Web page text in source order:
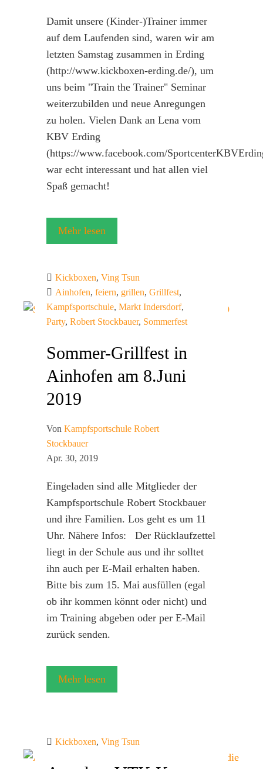
Damit unsere (Kinder-)Trainer immer
auf dem Laufenden sind, waren wir am
letzten Samstag zusammen in Erding
(http://www.kickboxen-erding.de/), um
uns beim "Train the Trainer" Seminar
weiterzubilden und neue Anregungen
zu holen. Vielen Dank an Lena vom
KBV Erding
(https://www.facebook.com/
war echt interessant und hat allen viel
Spaß gemacht!
Mehr lesen
Kickboxen, Ving Tsun
Ainhofen, feiern, grillen, Grillfest,
Kampfsportschule, Markt Indersdorf,
Party, Robert Stockbauer, Sommerfest
Sommer-Grillfest in
Ainhofen am 8.Juni
2019
Von Kampfsportschule Robert
Stockbauer
Apr. 30, 2019
Eingeladen sind alle Mitglieder der
Kampfsportschule Robert Stockbauer
und ihre Familien. Los geht es um 11
Uhr. Nähere Infos: Der Rücklaufzettel
liegt in der Schule aus und ihr solltet
ihn auch per E-Mail erhalten haben.
Bitte bis zum 15. Mai ausfüllen (egal
ob ihr kommen könnt oder nicht) und
im Training abgeben oder per E-Mail
zurück senden.
Mehr lesen
Kickboxen, Ving Tsun